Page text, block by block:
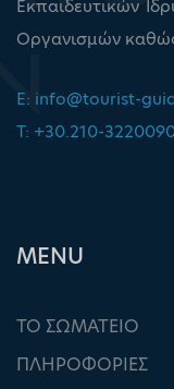
Εκπαιδευτικών
Οργανισμών
E: info@tourist-
T: +30.210-
ΜΕΝU
ΤΟ ΣΩΜΑΤΕΙΟ
ΠΛΗΡΟΦΟΡΙΕΣ